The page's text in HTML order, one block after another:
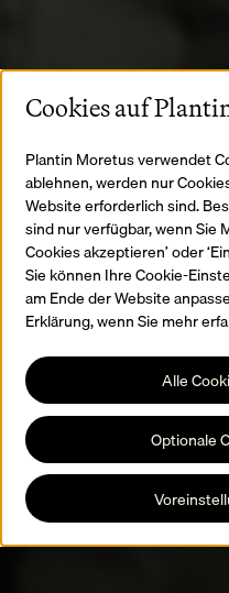
Cookies auf
Plantin Moretus verwendet
ablehnen, werden nur
Website erforderlich sind.
sind nur verfügbar, wenn Sie
Cookies akzeptieren’ oder
Sie können Ihre Cookie-
am Ende der Website
Erklärung, wenn Sie mehr
Alle
Optionale